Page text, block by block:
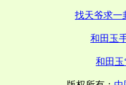
找天爷求一
和田玉
和田玉